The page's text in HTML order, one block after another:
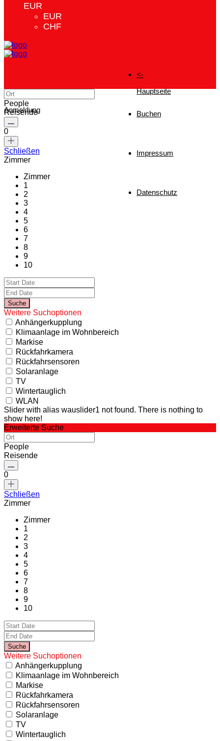
EUR
EUR
CHF
<-
Hauptseite
Buchen
Impressum
Datenschutz
Anmeldung
People
Reisende
0
Schließen
Zimmer
Zimmer
1
2
3
4
5
6
7
8
9
10
Weitere Suchoptionen
Anhängerkupplung
Klimaanlage im Wohnbereich
Markise
Rückfahrkamera
Rückfahrsensoren
Solaranlage
TV
Wintertauglich
WLAN
Slider with alias wauslider1 not found. There is nothing to
show here!
Erweiterte Suche
People
Reisende
0
Schließen
Zimmer
Zimmer
1
2
3
4
5
6
7
8
9
10
Weitere Suchoptionen
Anhängerkupplung
Klimaanlage im Wohnbereich
Markise
Rückfahrkamera
Rückfahrsensoren
Solaranlage
TV
Wintertauglich